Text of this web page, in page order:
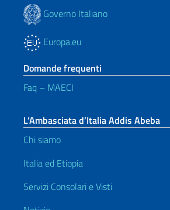
Governo Italiano
Europa.eu
Domande frequenti
Faq – MAECI
L’Ambasciata d’Italia Addis Abeba
Chi siamo
Italia ed Etiopia
Servizi Consolari e Visti